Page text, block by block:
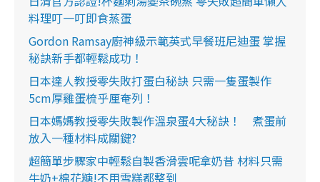
料理叮一叮即食蒸蛋
Gordon Ramsay廚神級示範英式早餐班尼迪蛋 掌握
秘訣新手都輕鬆成功！
日本達人教授零失敗打蛋白秘訣 只需一隻蛋製作
5cm厚雞蛋梳乎厘奄列！
日本媽媽教授零失敗製作溫泉蛋4大秘訣！ 煮蛋前
放入一種材料成關鍵?
超簡單步驟家中輕鬆自製香滑雲呢拿奶昔 材料只需
牛奶+棉花糖!不用雪糕都整到